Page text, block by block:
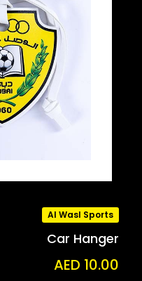
Al Wasl Sports
Car Hanger
AED 10.00